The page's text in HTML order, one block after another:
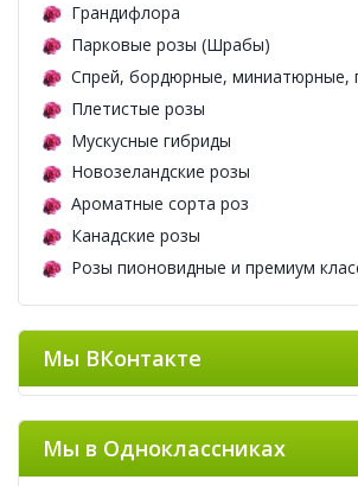
Грандифлора
Парковые розы (Шрабы)
Спрей, бордюрные, миниатюрные,
Плетистые розы
Мускусные гибриды
Новозеландские розы
Ароматные сорта роз
Канадские розы
Розы пионовидные и премиум
Мы ВКонтакте
Мы в Одноклассниках